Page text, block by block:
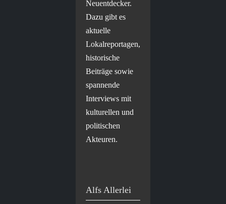
Neuentdecker.
Dazu gibt es
aktuelle
Lokalreportagen,
historische
Beiträge sowie
spannende
Interviews mit
kulturellen und
politischen
Akteuren.
Alfs Allerlei